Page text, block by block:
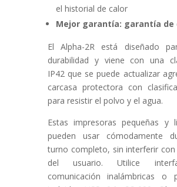
el historial de calor
Mejor garantía: garantía de
El Alpha-2R está diseñado
durabilidad y viene con una
IP42 que se puede actualizar
carcasa protectora con
para resistir el polvo y el agua.
Estas impresoras pequeñas y
pueden usar cómodamente
turno completo, sin interferir con
del usuario. Utilice
comunicación inalámbricas o